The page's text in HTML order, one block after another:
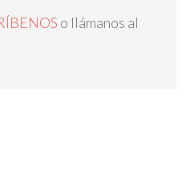
o llámanos al